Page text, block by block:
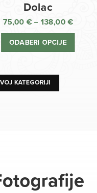
Dolac
75,00 € – 138,00 €
cijena:
ODABERI OPCIJE
KATEGORIJI